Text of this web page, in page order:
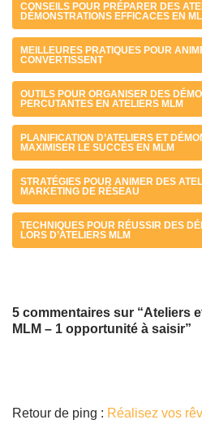
CONSEILS POUR PRÉPARER DES
DÉMONSTRATIONS EFFICACES EN
MEILLEURES PRATIQUES POUR
CONVERTISSENT
OUTILS POUR ORGANISER DES
PERCUTANTES EN ATELIERS MLM
PLANIFICATION D’ATELIERS ET
MAXIMISER LE SUCCÈS EN MLM
STRATÉGIES POUR ANIMER DES
MARKETING DE RÉSEAU
TECHNIQUES POUR RÉUSSIR DES
LORS D’ATELIERS MLM
5 commentaires sur “Ateliers
MLM – 1 opportunité à saisir”
Retour de ping : Réalisez vos